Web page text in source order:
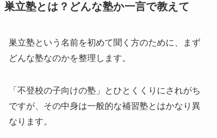
巣立塾とは？どんな塾か一言で教えて
巣立塾という名前を初めて聞く方のために、まず
どんな塾なのかを整理します。
「不登校の子向けの塾」とひとくくりにされがち
ですが、その中身は一般的な補習塾とはかなり異
なります。